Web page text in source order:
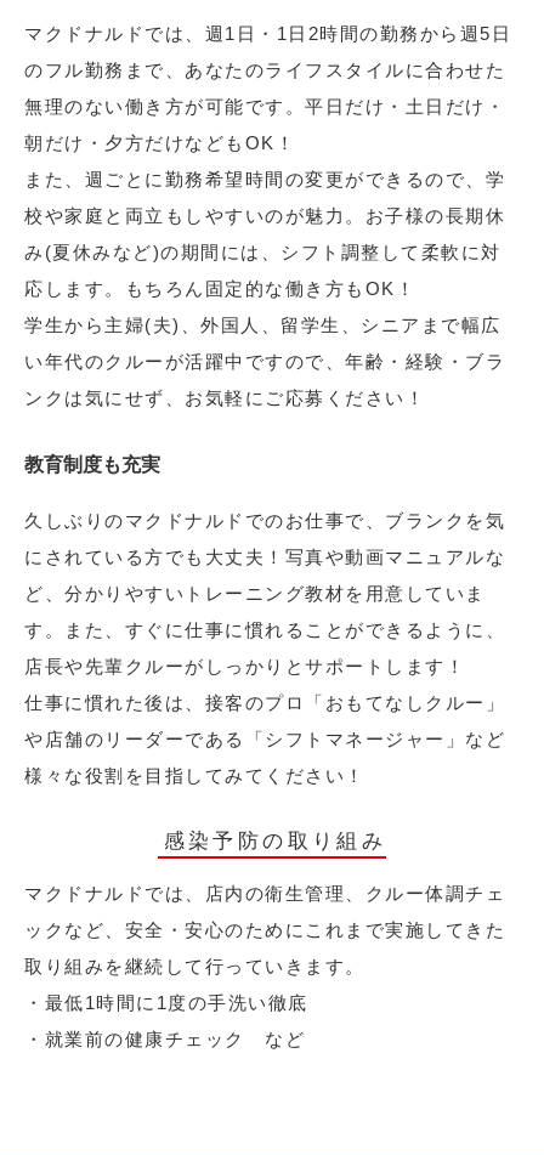
マクドナルドでは、週1日・1日2時間の勤務から週5日
のフル勤務まで、あなたのライフスタイルに合わせた
無理のない働き方が可能です。平日だけ・土日だけ・
朝だけ・夕方だけなどもOK！
また、週ごとに勤務希望時間の変更ができるので、学
校や家庭と両立もしやすいのが魅力。お子様の長期休
み(夏休みなど)の期間には、シフト調整して柔軟に対
応します。もちろん固定的な働き方もOK！
学生から主婦(夫)、外国人、留学生、シニアまで幅広
い年代のクルーが活躍中ですので、年齢・経験・ブラ
ンクは気にせず、お気軽にご応募ください！
教育制度も充実
久しぶりのマクドナルドでのお仕事で、ブランクを気
にされている方でも大丈夫！写真や動画マニュアルな
ど、分かりやすいトレーニング教材を用意していま
す。また、すぐに仕事に慣れることができるように、
店長や先輩クルーがしっかりとサポートします！
仕事に慣れた後は、接客のプロ「おもてなしクルー」
や店舗のリーダーである「シフトマネージャー」など
様々な役割を目指してみてください！
感染予防の取り組み
マクドナルドでは、店内の衛生管理、クルー体調チェ
ックなど、安全・安心のためにこれまで実施してきた
取り組みを継続して行っていきます。
・最低1時間に1度の手洗い徹底
・就業前の健康チェック など